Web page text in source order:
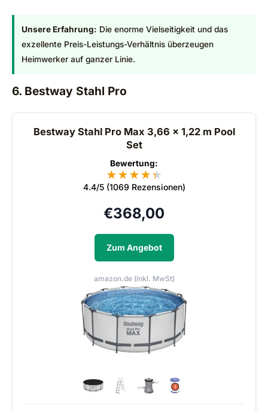
Unsere Erfahrung: Die enorme Vielseitigkeit und das
exzellente Preis-Leistungs-Verhältnis überzeugen
Heimwerker auf ganzer Linie.
6. Bestway Stahl Pro
Bestway Stahl Pro Max 3,66 x 1,22 m Pool
Set
Bewertung:
★★★★★
★
4.4/5 (1069 Rezensionen)
€368,00
Zum Angebot
amazon.de (inkl. MwSt)